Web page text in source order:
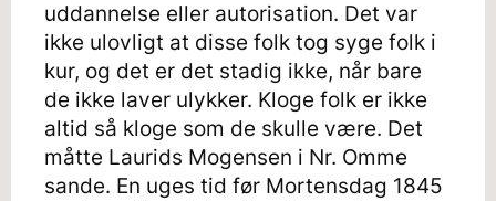
uddannelse eller autorisation. Det var
ikke ulovligt at disse folk tog syge folk i
kur, og det er det stadig ikke, når bare
de ikke laver ulykker. Kloge folk er ikke
altid så kloge som de skulle være. Det
måtte Laurids Mogensen i Nr. Omme
sande. En uges tid før Mortensdag 1845